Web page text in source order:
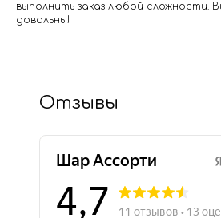
выполнить заказ любой сложности.
довольны!
Отзывы